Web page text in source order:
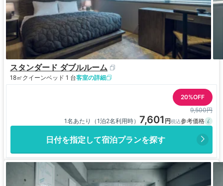
スタンダード ダブルルーム
18㎡ クイーンベッド 1 台客室の詳細
20%OFF
9,500円
1名あたり（1泊2名利用時） 7,601
日付を指定して宿泊プランを探す